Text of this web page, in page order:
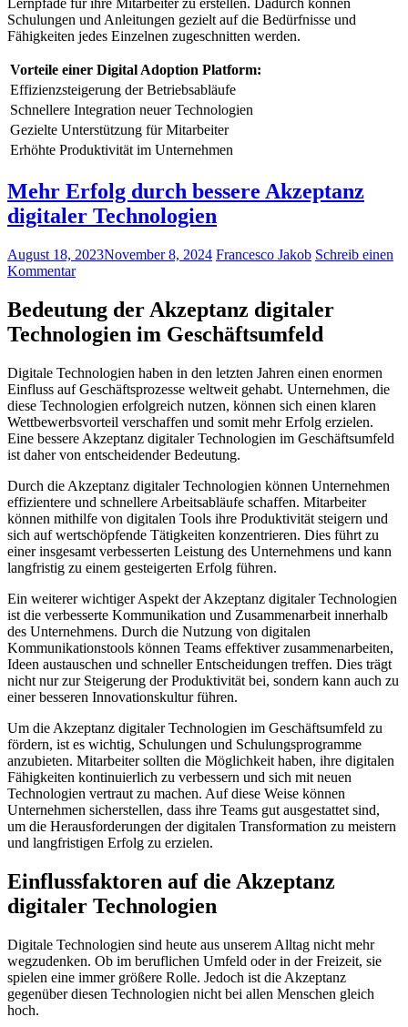
Lernpfade für ihre Mitarbeiter zu erstellen. Dadurch können
Schulungen und ‌Anleitungen gezielt auf die Bedürfnisse und
Fähigkeiten jedes Einzelnen zugeschnitten⁢ werden.
Vorteile einer Digital Adoption Platform:
Effizienzsteigerung der Betriebsabläufe
Schnellere Integration neuer Technologien
Gezielte⁢ Unterstützung für Mitarbeiter
Erhöhte Produktivität im Unternehmen
Mehr Erfolg durch bessere Akzeptanz
digitaler Technologien
August 18, 2023November 8, 2024 Francesco Jakob Schreib einen
Kommentar
Bedeutung der Akzeptanz⁤ digitaler
Technologien im Geschäftsumfeld
Digitale Technologien haben in den​ letzten Jahren einen enormen
Einfluss auf Geschäftsprozesse weltweit⁤ gehabt. Unternehmen,⁤ die
diese Technologien erfolgreich nutzen, können sich einen klaren⁤
Wettbewerbsvorteil verschaffen und⁤ somit‌ mehr ⁢Erfolg ⁢erzielen.
Eine⁣ bessere Akzeptanz ⁤digitaler Technologien ​im Geschäftsumfeld
ist daher von‍ entscheidender Bedeutung.
Durch die Akzeptanz digitaler Technologien⁢ können Unternehmen
effizientere und schnellere Arbeitsabläufe schaffen. Mitarbeiter
können mithilfe von digitalen Tools⁣ ihre‌ Produktivität⁢ steigern und
sich auf ‌wertschöpfende Tätigkeiten‍ konzentrieren. Dies führt​ zu
einer⁣ insgesamt verbesserten Leistung​ des ​Unternehmens und kann
langfristig zu einem gesteigerten Erfolg führen.
Ein ⁢weiterer wichtiger Aspekt der Akzeptanz digitaler Technologien
ist die verbesserte ‌Kommunikation und‍ Zusammenarbeit ​innerhalb
‌des Unternehmens. Durch die Nutzung von digitalen
Kommunikationstools können Teams effektiver ⁢zusammenarbeiten,
Ideen austauschen und schneller Entscheidungen ​treffen. Dies⁣ trägt
nicht nur zur ‌Steigerung der Produktivität bei, sondern kann auch zu
einer besseren ⁣Innovationskultur führen.
Um die Akzeptanz digitaler Technologien im Geschäftsumfeld ⁤zu
fördern, ist es wichtig, Schulungen und Schulungsprogramme
anzubieten. Mitarbeiter sollten‍ die ‍Möglichkeit haben, ihre digitalen
⁢Fähigkeiten kontinuierlich​ zu verbessern und sich mit⁣ neuen
Technologien vertraut zu‌ machen. Auf diese Weise können
Unternehmen sicherstellen, dass ihre ⁣Teams gut ausgestattet sind,
um die Herausforderungen der ‌digitalen⁣ Transformation zu meistern
und langfristigen​ Erfolg zu erzielen.
Einflussfaktoren auf die‍ Akzeptanz
digitaler Technologien
Digitale ⁣Technologien⁤ sind heute aus‌ unserem ⁤Alltag nicht mehr
wegzudenken. ​Ob im beruflichen ⁢Umfeld‍ oder in ‍der Freizeit,⁣ sie‍
spielen eine immer größere Rolle. Jedoch ist die Akzeptanz
gegenüber diesen Technologien nicht bei allen Menschen gleich
hoch.